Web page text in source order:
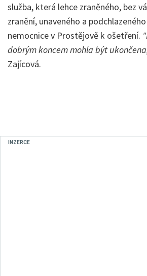
služba, která lehce zraněného, bez
zranění, unaveného a
nemocnice v Prostějově k ošetření.
dobrým koncem mohla být
Zajícová.
INZERCE